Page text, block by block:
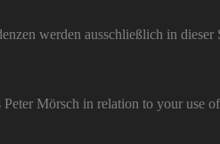
werden ausschließlich in dieser
Mörsch in relation to your use